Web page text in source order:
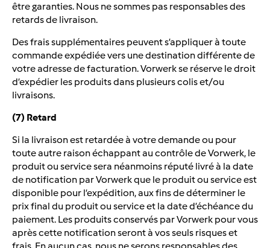
être garanties. Nous ne sommes pas responsables des
retards de livraison.
Des frais supplémentaires peuvent s’appliquer à toute
commande expédiée vers une destination différente de
votre adresse de facturation. Vorwerk se réserve le droit
d’expédier les produits dans plusieurs colis et/ou
livraisons.
(7) Retard
Si la livraison est retardée à votre demande ou pour
toute autre raison échappant au contrôle de Vorwerk, le
produit ou service sera néanmoins réputé livré à la date
de notification par Vorwerk que le produit ou service est
disponible pour l’expédition, aux fins de déterminer le
prix final du produit ou service et la date d’échéance du
paiement. Les produits conservés par Vorwerk pour vous
après cette notification seront à vos seuls risques et